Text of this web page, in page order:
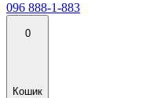
096 888-1-883
0
Кошик